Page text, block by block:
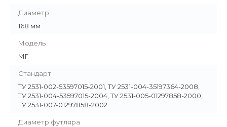
Диаметр
168 мм
Модель
МГ
Стандарт
ТУ 2531-002-53597015-2001, ТУ 2531-004-35197364-2008,
ТУ 2531-004-53597015-2004, ТУ 2531-005-01297858-2000,
ТУ 2531-007-01297858-2002
Диаметр футляра